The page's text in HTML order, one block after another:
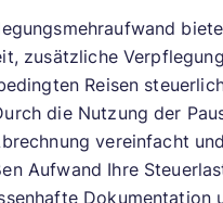
zusätzliche
Reisen
die Nutzung der
vereinfacht
Aufwand Ihre
Dokumentation